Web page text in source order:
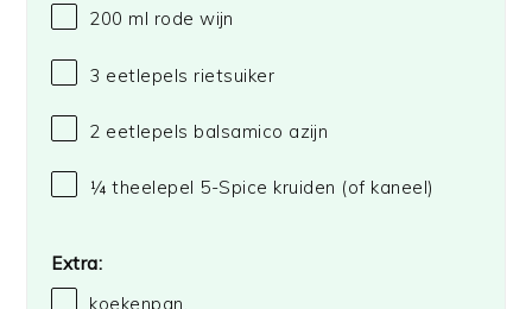
200 ml rode wijn
3 eetlepels rietsuiker
2 eetlepels balsamico azijn
¼ theelepel 5-Spice kruiden (of kaneel)
Extra:
koekenpan,